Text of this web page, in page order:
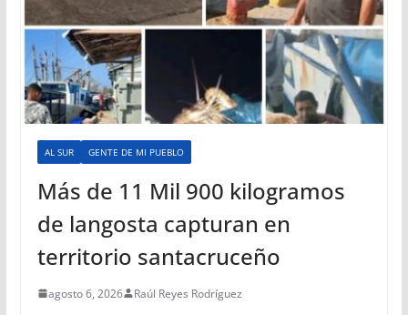
AL SUR GENTE DE MI PUEBLO
Más de 11 Mil 900 kilogramos
de langosta capturan en
territorio santacruceño
agosto 6, 2026 Raúl Reyes Rodríguez